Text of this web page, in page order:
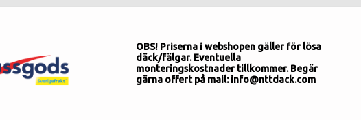
OBS! Priserna i webshopen gäller för lösa
däck/fälgar. Eventuella
monteringskostnader tillkommer. Begär
gärna offert på mail: info@nttdack.com